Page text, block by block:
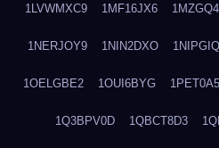
1LVWMXC9 1MF16JX6
1NERJOY9 1NIN2DXO
1OELGBE2 1OUI6BYG
1Q3BPV0D 1QBCT8D3